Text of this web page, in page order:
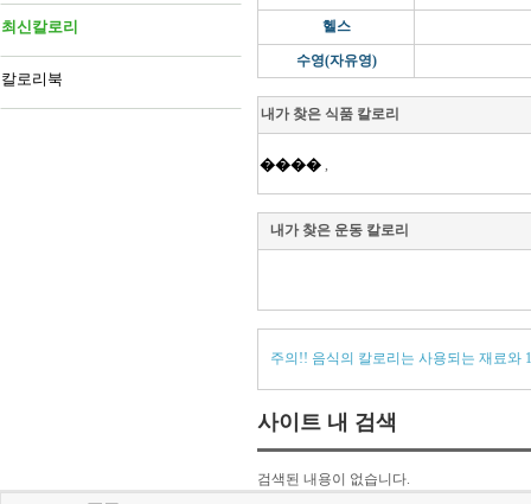
최신칼로리
칼로리북
헬스
수영(자유영)
내가 찾은 식품 칼로리
���� ,
내가 찾은 운동 칼로리
주의!! 음식의 칼로리는 사용되는 재료와
사이트 내 검색
검색된 내용이 없습니다.